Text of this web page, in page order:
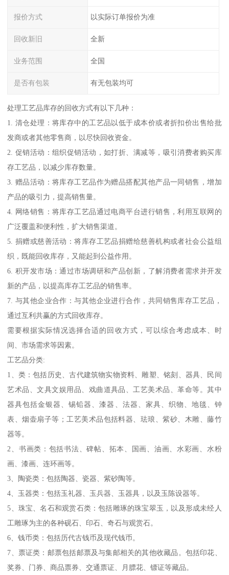
报价方式 以实际订单报价为准
回收新旧 全新
业务范围 全国
是否有包装 有无包装均可
处理工艺品库存的回收方式有以下几种：
1. 清仓处理：将库存中的工艺品以低于成本价或者折扣价出售给批
发商或者其他零售商，以尽快回收资金。
2. 促销活动：组织促销活动，如打折、满减等，吸引消费者购买库
存工艺品，以减少库存数量。
3. 赠品活动：将库存工艺品作为赠品搭配其他产品一同销售，增加
产品的吸引力，提高销售量。
4. 网络销售：将库存工艺品通过电商平台进行销售，利用互联网的
广泛覆盖和便利性，扩大销售渠道。
5. 捐赠或慈善活动：将库存工艺品捐赠给慈善机构或者社会公益组
织，既能回收库存，又能起到公益作用。
6. 积开发市场：通过市场调研和产品创新，了解消费者需求并开发
新的产品，以提高库存工艺品的销售率。
7. 与其他企业合作：与其他企业进行合作，共同销售库存工艺品，
通过互利共赢的方式回收库存。
需要根据实际情况选择合适的回收方式，可以综合考虑成本、时
间、市场需求等因素。
工艺品分类:
1、类：包括历史、古代建筑物实物资料、雕塑、铭刻、器具、民间
艺术品、文具文娱用品、戏曲道具品、工艺美术品、革命等。其中
器具包括金银器、锡铅器、漆器、法器、家具、织物、地毯、钟
表、烟壶扇子等；工艺美术品包括料器、珐琅、紫砂、木雕、藤竹
器等。
2、书画类：包括书法、碑帖、拓本、国画、油画、水彩画、水粉
画、漆画、连环画等。
3、陶瓷类：包括陶器、瓷器、紫砂陶等。
4、玉器类：包括玉礼器、玉兵器、玉器具，以及玉陈设器等。
5、珠宝、名石和观赏石类：包括雕琢的珠宝翠玉，以及形成未经人
工雕琢为主的各种砚石、印石、奇石与观赏石。
6、钱币类：包括历代古钱币及现代钱币。
7、票证类：邮票包括邮票及与集邮相关的其他收藏品。包括印花、
奖券、门券、商品票券、交通票证、月膘花、镖证等藏品。